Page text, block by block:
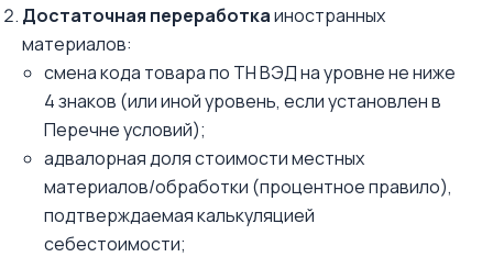
Достаточная переработкаиностранных
материалов:
смена кода товара по ТН ВЭД на уровне не ниже
4 знаков (или иной уровень, если установлен в
Перечне условий);
адвалорная доля стоимости местных
материалов/обработки (процентное правило),
подтверждаемая калькуляцией
себестоимости;